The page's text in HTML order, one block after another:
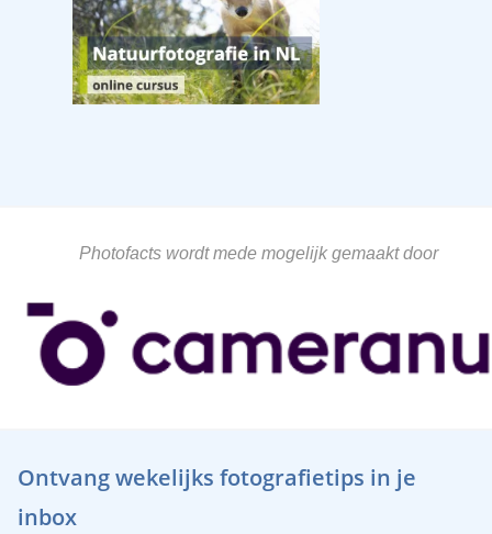
Photofacts wordt mede mogelijk gemaakt door
Ontvang wekelijks fotografietips in je
inbox